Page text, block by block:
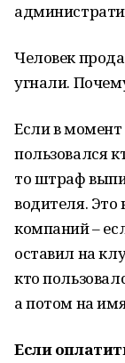
Человек
угнали.
Если в
пользовался
то штраф
водителя. Это
компаний –
оставил на
кто
а потом на
Если